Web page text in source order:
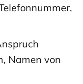
Namen von